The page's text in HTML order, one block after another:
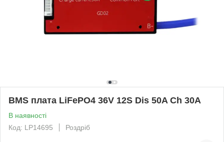
BMS плата LiFePO4 36V 12S Dis 50A Ch 30A
В наявності
Код: LP14695
Роздріб